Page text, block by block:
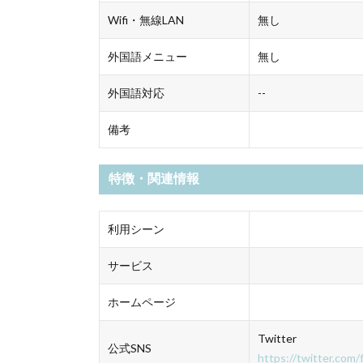
Wifi・無線LAN 無し
外国語メニュー 無し
外国語対応 --
備考
特徴・関連情報
利用シーン
サービス
ホームページ
公式SNS
Twitter
https://twitter.com/